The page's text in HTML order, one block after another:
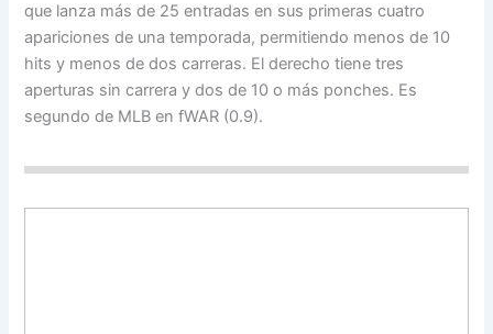
que lanza más de 25 entradas en sus primeras cuatro
apariciones de una temporada, permitiendo menos de 10
hits y menos de dos carreras. El derecho tiene tres
aperturas sin carrera y dos de 10 o más ponches. Es
segundo de MLB en fWAR (0.9).